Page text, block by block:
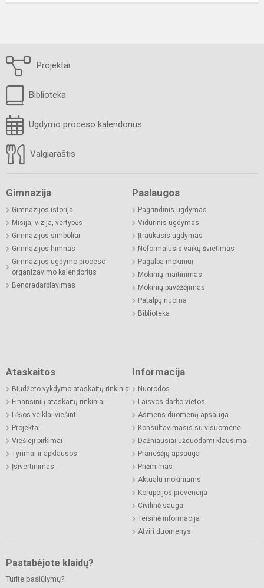
Projektai
Biblioteka
Ugdymo proceso kalendorius
Valgiaraštis
Gimnazija
Gimnazijos istorija
Misija, vizija, vertybės
Gimnazijos simboliai
Gimnazijos himnas
Gimnazijos ugdymo proceso
organizavimo kalendorius
Bendradarbiavimas
Paslaugos
Pagrindinis ugdymas
Vidurinis ugdymas
Įtraukusis ugdymas
Neformalusis vaikų švietimas
Pagalba mokiniui
Mokinių maitinimas
Mokinių pavėžėjimas
Patalpų nuoma
Biblioteka
Ataskaitos
Biudžeto vykdymo ataskaitų rinkiniai
Finansinių ataskaitų rinkiniai
Lėšos veiklai viešinti
Projektai
Viešieji pirkimai
Tyrimai ir apklausos
Įsivertinimas
Informacija
Nuorodos
Laisvos darbo vietos
Asmens duomenų apsauga
Konsultavimasis su visuomene
Dažniausiai užduodami klausimai
Pranešėjų apsauga
Priėmimas
Aktualu mokiniams
Korupcijos prevencija
Civilinė sauga
Teisinė informacija
Atviri duomenys
Pastabėjote klaidų?
Turite pasiūlymų?